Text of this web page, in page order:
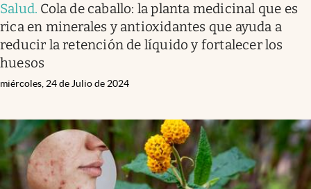
Salud. Cola de caballo: la planta medicinal que es
rica en minerales y antioxidantes que ayuda a
reducir la retención de líquido y fortalecer los
huesos
miércoles, 24 de Julio de 2024